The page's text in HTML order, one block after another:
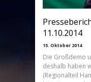
11.10.2014
15. Oktober 2014
Die Großdemo
deshalb haben
(Regionalteil